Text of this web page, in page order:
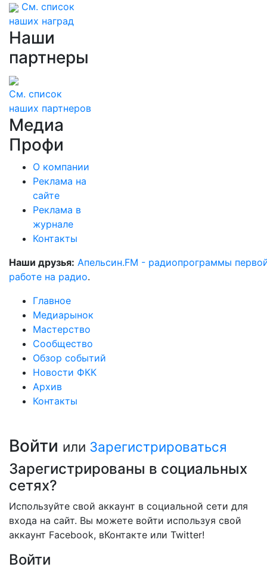
См. список
наших наград
Наши
партнеры
См. список
наших партнеров
Медиа
Профи
О компании
Реклама на
сайте
Реклама в
журнале
Контакты
Наши друзья: Апельсин.FM - радиопрограммы
работе на радио.
Главное
Медиарынок
Мастерство
Сообщество
Обзор событий
Новости ФКК
Архив
Контакты
Войти или Зарегистрироваться
Зарегистрированы в социальных
сетях?
Используйте свой аккаунт в социальной сети для
входа на сайт. Вы можете войти используя свой
аккаунт Facebook, вКонтакте или Twitter!
Войти